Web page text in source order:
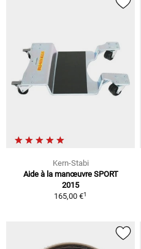
Kern-Stabi
Aide à la manœuvre SPORT
2015
165,00 €1